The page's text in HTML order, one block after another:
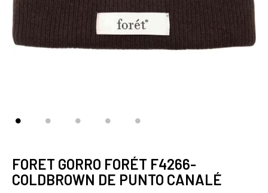
FORET GORRO FORÉT F4266-
COLDBROWN DE PUNTO CANALÉ